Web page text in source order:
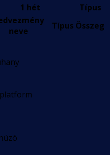
1 hét
Típus
neve
Típus Összeg